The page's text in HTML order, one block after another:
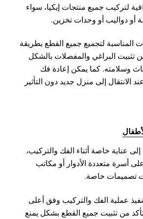
لتركيب جميع منتجات إيكيا، سواء
أو دواليب أو وحدات تخزين.
المناسبة لتجميع جميع القطع بطريقة
تثبيت البراغي والمفصلات بالشكل
وسلامته. كما يمكن إعادة فك
الانتقال إلى منزل جديد دون التأثير
عناية خاصة أثناء الفك والتركيب،
على أسرة متعددة الأدوار أو مكاتب
تصميمات خاصة.
عملية الفك والتركيب وفق أعلى
من تثبيت جميع القطع بشكل يمنع